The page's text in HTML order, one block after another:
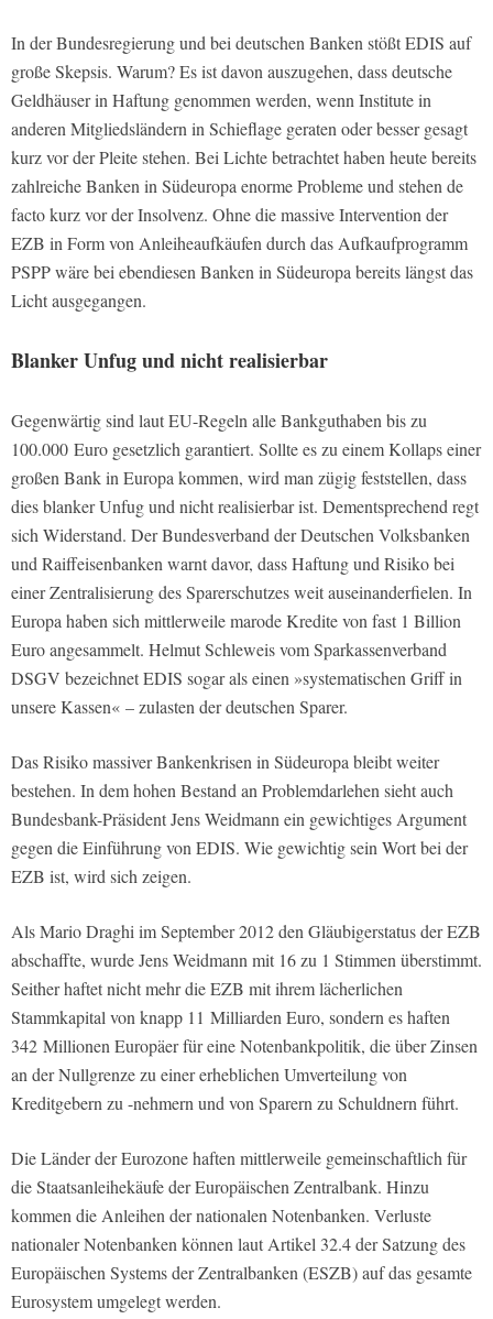
In der Bundesregierung und bei deutschen Banken stößt EDIS auf
große Skepsis. Warum? Es ist davon auszugehen, dass deutsche
Geldhäuser in Haftung genommen werden, wenn Institute in
anderen Mitgliedsländern in Schieflage geraten oder besser gesagt
kurz vor der Pleite stehen. Bei Lichte betrachtet haben heute bereits
zahlreiche Banken in Südeuropa enorme Probleme und stehen de
facto kurz vor der Insolvenz. Ohne die massive Intervention der
EZB in Form von Anleiheaufkäufen durch das Aufkaufprogramm
PSPP wäre bei ebendiesen Banken in Südeuropa bereits längst das
Licht ausgegangen.
Blanker Unfug und nicht realisierbar
Gegenwärtig sind laut EU-Regeln alle Bankguthaben bis zu
100.000 Euro gesetzlich garantiert. Sollte es zu einem Kollaps einer
großen Bank in Europa kommen, wird man zügig feststellen, dass
dies blanker Unfug und nicht realisierbar ist. Dementsprechend regt
sich Widerstand. Der Bundesverband der Deutschen Volksbanken
und Raiffeisenbanken warnt davor, dass Haftung und Risiko bei
einer Zentralisierung des Sparerschutzes weit auseinanderfielen. In
Europa haben sich mittlerweile marode Kredite von fast 1 Billion
Euro angesammelt. Helmut Schleweis vom Sparkassenverband
DSGV bezeichnet EDIS sogar als einen »systematischen Griff in
unsere Kassen« – zulasten der deutschen Sparer.
Das Risiko massiver Bankenkrisen in Südeuropa bleibt weiter
bestehen. In dem hohen Bestand an Problemdarlehen sieht auch
Bundesbank-Präsident Jens Weidmann ein gewichtiges Argument
gegen die Einführung von EDIS. Wie gewichtig sein Wort bei der
EZB ist, wird sich zeigen.
Als Mario Draghi im September 2012 den Gläubigerstatus der EZB
abschaffte, wurde Jens Weidmann mit 16 zu 1 Stimmen überstimmt.
Seither haftet nicht mehr die EZB mit ihrem lächerlichen
Stammkapital von knapp 11 Milliarden Euro, sondern es haften
342 Millionen Europäer für eine Notenbankpolitik, die über Zinsen
an der Nullgrenze zu einer erheblichen Umverteilung von
Kreditgebern zu -nehmern und von Sparern zu Schuldnern führt.
Die Länder der Eurozone haften mittlerweile gemeinschaftlich für
die Staatsanleihekäufe der Europäischen Zentralbank. Hinzu
kommen die Anleihen der nationalen Notenbanken. Verluste
nationaler Notenbanken können laut Artikel 32.4 der Satzung des
Europäischen Systems der Zentralbanken (ESZB) auf das gesamte
Eurosystem umgelegt werden.